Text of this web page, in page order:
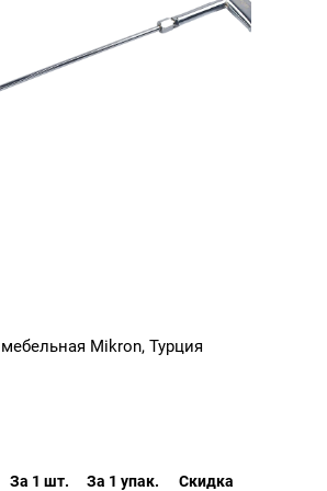
Mikron, Турция
За 1 шт. За 1 упак. Скидка